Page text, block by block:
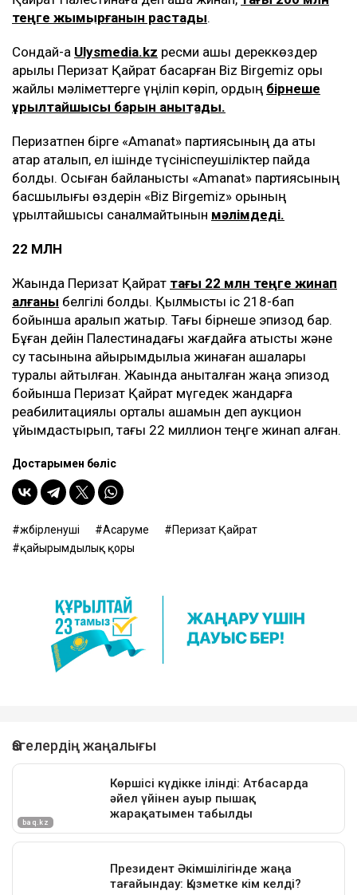
теңге жымқырғанын растады.
Сондай-ақ Ulysmedia.kz ресми ашық дереккөздер
арқылы Перизат Қайрат басқарған Biz Birgemiz қоры
жайлы мәліметтерге үңіліп көріп, қордың бірнеше
құрылтайшысы барын анықтады.
Перизатпен бірге «Amanat» партиясының да аты
қатар аталып, ел ішінде түсініспеушіліктер пайда
болды. Осыған байланысты «Amanat» партиясының
басшылығы өздерін «Biz Birgemiz» қорының
құрылтайшысы саналмайтынын мәлімдеді.
22 МЛН
Жақында Перизат Қайрат тағы 22 млн теңге жинап
алғаны белгілі болды. Қылмыстық іс 218-бап
бойынша қаралып жатыр. Тағы бірнеше эпизод бар.
Бұған дейін Палестинадағы жағдайға қатысты және
су тасқынына қайырымдылыққа жинаған ақшалары
туралы айтылған. Жақында анықталған жаңа эпизод
бойынша Перизат Қайрат мүгедек жандарға
реабилитациялық орталық ашамын деп аукцион
ұйымдастырып, тағы 22 миллион теңге жинап алған.
Достарыңмен бөліс
жәбірленуші Асаруме
Перизат Қайрат
қайырымдылық қоры